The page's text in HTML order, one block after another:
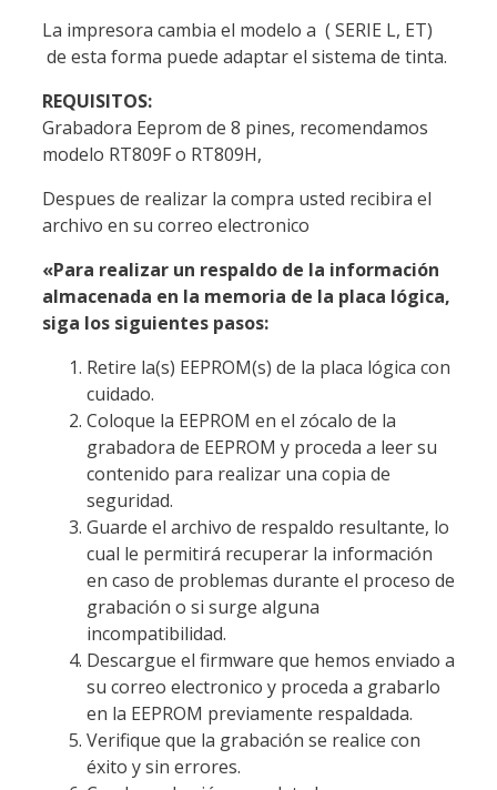
La impresora cambia el modelo a ( SERIE L, ET)
de esta forma puede adaptar el sistema de tinta.
REQUISITOS:
Grabadora Eeprom de 8 pines, recomendamos
modelo RT809F o RT809H,
Despues de realizar la compra usted recibira el
archivo en su correo electronico
«Para realizar un respaldo de la información
almacenada en la memoria de la placa lógica,
siga los siguientes pasos:
Retire la(s) EEPROM(s) de la placa lógica con
cuidado.
Coloque la EEPROM en el zócalo de la
grabadora de EEPROM y proceda a leer su
contenido para realizar una copia de
seguridad.
Guarde el archivo de respaldo resultante, lo
cual le permitirá recuperar la información
en caso de problemas durante el proceso de
grabación o si surge alguna
incompatibilidad.
Descargue el firmware que hemos enviado a
su correo electronico y proceda a grabarlo
en la EEPROM previamente respaldada.
Verifique que la grabación se realice con
éxito y sin errores.